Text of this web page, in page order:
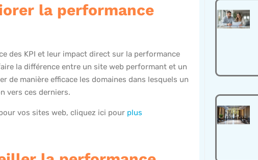
la performance
des KPI et leur impact direct sur la performance
la différence entre un site web performant et un
de manière efficace les domaines dans lesquels un
vers ces derniers.
vos sites web, cliquez ici pour plus